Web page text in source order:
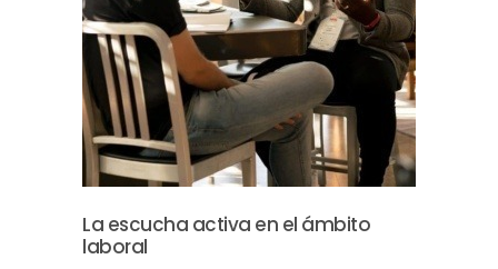
La escucha activa en el ámbito
laboral